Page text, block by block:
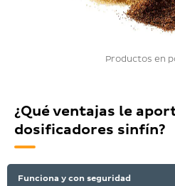
Productos en
¿Qué ventajas le
dosificadores sinfín?
Funciona y con seguridad